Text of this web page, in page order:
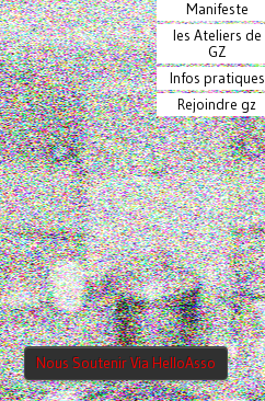
Manifeste
les Ateliers de
GZ
Infos pratiques
Rejoindre gz
Nous Soutenir Via HelloAsso